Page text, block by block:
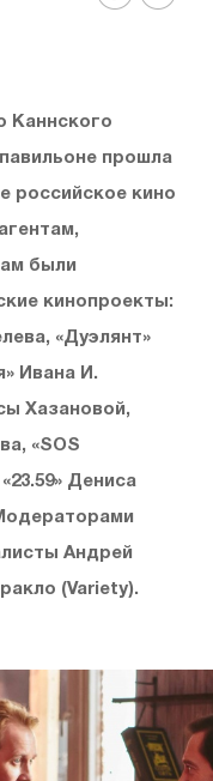
Каннского
прошла
российское кино
были
кинопроекты:
«Дуэлянт»
Ивана И.
Хазановой,
«SOS
Дениса
Андрей
(Variety).